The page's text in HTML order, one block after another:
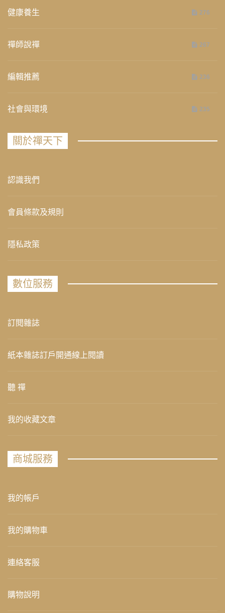
健康養生 276
禪師說禪 267
編輯推薦 236
社會與環境 235
關於禪天下
認識我們
會員條款及規則
隱私政策
數位服務
訂閱雜誌
紙本雜誌訂戶開通線上閱讀
聽 禪
我的收藏文章
商城服務
我的帳戶
我的購物車
連絡客服
購物說明